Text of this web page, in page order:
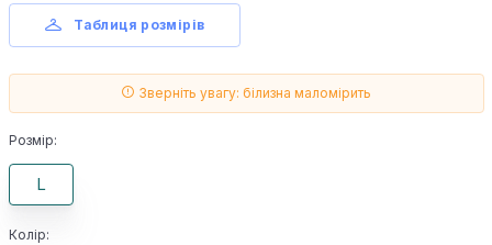
Таблиця розмірів
Зверніть увагу: білизна маломірить
Розмір:
L
Колір: